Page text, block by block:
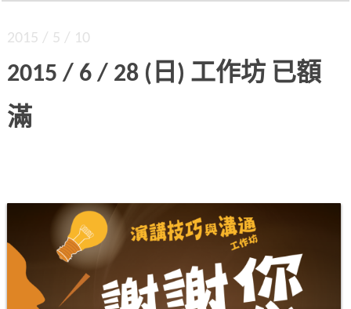
2015 / 5 / 10
2015 / 6 / 28 (日) 工作坊 已額
滿